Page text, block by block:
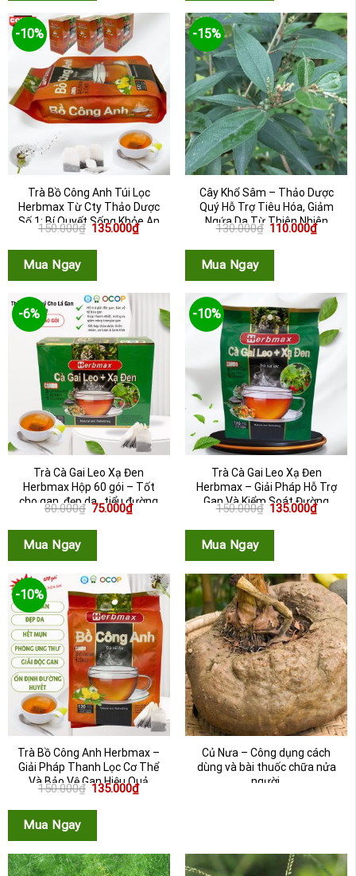
-10%
Trà Bồ Công Anh Túi Lọc
Herbmax Từ Cty Thảo Dược
Số 1: Bí Quyết Sống Khỏe An
150.000₫ Giá
là:
135.000₫Giá
hiện
Mua Ngay
-15%
Cây Khổ Sâm – Thảo Dược
Quý Hỗ Trợ Tiêu Hóa, Giảm
Ngứa Da Từ Thiên Nhiên
130.000₫ Giá
là:
110.000₫Giá
hiện
Mua Ngay
-6%
Trà Cà Gai Leo Xạ Đen
Herbmax Hộp 60 gói – Tốt
cho gan, đẹp da , tiểu đường
80.000₫ Giá
là:
75.000₫Giá
hiện
Mua Ngay
-10%
Trà Cà Gai Leo Xạ Đen
Herbmax – Giải Pháp Hỗ Trợ
Gan Và Kiểm Soát Đường
Huyế...
150.000₫ Giá
là:
135.000₫Giá
hiện
Mua Ngay
-10%
Trà Bồ Công Anh Herbmax –
Giải Pháp Thanh Lọc Cơ Thể
Và Bảo Vệ Gan Hiệu Quả
150.000₫ Giá
là:
135.000₫Giá
hiện
Mua Ngay
Củ Nưa – Công dụng cách
dùng và bài thuốc chữa nửa
người